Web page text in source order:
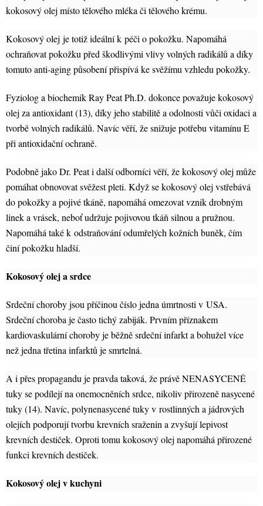
kokosový olej místo tělového mléka či tělového krému.
Kokosový olej je totiž ideální k péči o pokožku. Napomáhá
ochraňovat pokožku před škodlivými vlivy volných radikálů a díky
tomuto anti-aging působení přispívá ke svěžímu vzhledu pokožky.
Fyziolog a biochemik Ray Peat Ph.D. dokonce považuje kokosový
olej za antioxidant (13), díky jeho stabilitě a odolnosti vůči oxidaci a
tvorbě volných radikálů. Navíc věří, že snižuje potřebu vitamínu E
při antioxidační ochraně.
Podobně jako Dr. Peat i další odborníci věří, že kokosový olej může
pomáhat obnovovat svěžest pleti. Když se kokosový olej vstřebává
do pokožky a pojivé tkáně, napomáhá omezovat vznik drobným
linek a vrásek, neboť udržuje pojivovou tkáň silnou a pružnou.
Napomáhá také k odstraňování odumřelých kožních buněk, čím
činí pokožku hladší.
Kokosový olej a srdce
Srdeční choroby jsou příčinou číslo jedna úmrtnosti v USA.
Srdeční choroba je často tichý zabiják. Prvním příznakem
kardiovaskulární choroby je běžně srdeční infarkt a bohužel více
než jedna třetina infarktů je smrtelná.
A i přes propagandu je pravda taková, že právě NENASYCENÉ
tuky se podílejí na onemocněních srdce, nikoliv přirozeně nasycené
tuky (14). Navíc, polynenasycené tuky v rostlinných a jádrových
olejích podporují tvorbu krevních sraženin a zvyšují lepivost
krevních destiček. Oproti tomu kokosový olej napomáhá přirozené
funkci krevních destiček.
Kokosový olej v kuchyni